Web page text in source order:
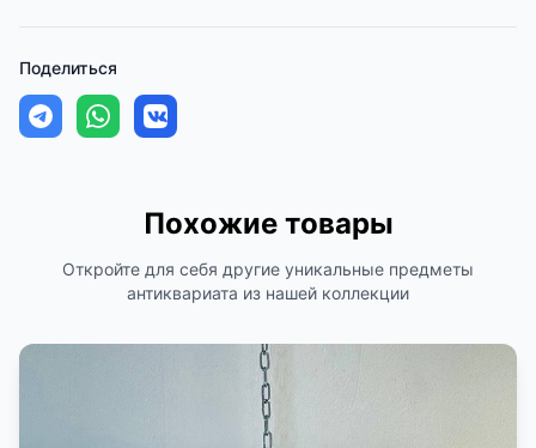
Поделиться
Похожие товары
Откройте для себя другие уникальные предметы
антиквариата из нашей коллекции